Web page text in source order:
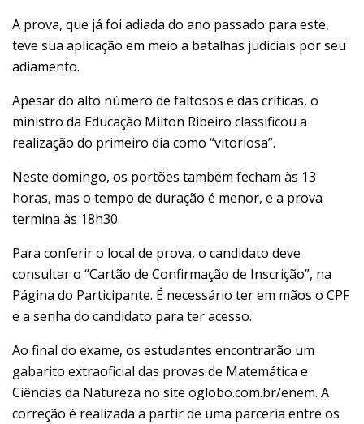
A prova, que já foi adiada do ano passado para este,
teve sua aplicação em meio a batalhas judiciais por seu
adiamento.
Apesar do alto número de faltosos e das críticas, o
ministro da Educação Milton Ribeiro classificou a
realização do primeiro dia como “vitoriosa”.
Neste domingo, os portões também fecham às 13
horas, mas o tempo de duração é menor, e a prova
termina às 18h30.
Para conferir o local de prova, o candidato deve
consultar o “Cartão de Confirmação de Inscrição”, na
Página do Participante. É necessário ter em mãos o CPF
e a senha do candidato para ter acesso.
Ao final do exame, os estudantes encontrarão um
gabarito extraoficial das provas de Matemática e
Ciências da Natureza no site oglobo.com.br/enem. A
correção é realizada a partir de uma parceria entre os